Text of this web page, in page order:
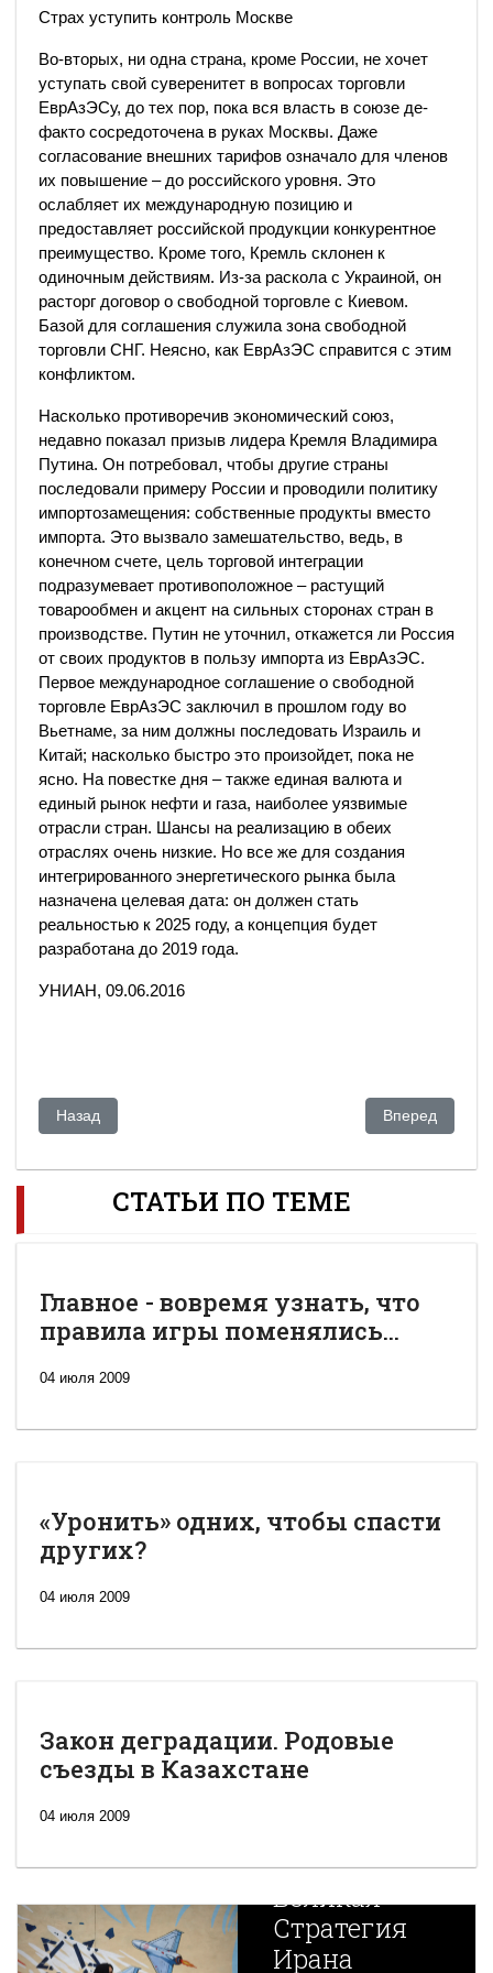
Страх уступить контроль Москве
Во-вторых, ни одна страна, кроме России, не хочет
уступать свой суверенитет в вопросах торговли
ЕврАзЭСу, до тех пор, пока вся власть в союзе де-
факто сосредоточена в руках Москвы. Даже
согласование внешних тарифов означало для членов
их повышение – до российского уровня. Это
ослабляет их международную позицию и
предоставляет российской продукции конкурентное
преимущество. Кроме того, Кремль склонен к
одиночным действиям. Из-за раскола с Украиной, он
расторг договор о свободной торговле с Киевом.
Базой для соглашения служила зона свободной
торговли СНГ. Неясно, как ЕврАзЭС справится с этим
конфликтом.
Насколько противоречив экономический союз,
недавно показал призыв лидера Кремля Владимира
Путина. Он потребовал, чтобы другие страны
последовали примеру России и проводили политику
импортозамещения: собственные продукты вместо
импорта. Это вызвало замешательство, ведь, в
конечном счете, цель торговой интеграции
подразумевает противоположное – растущий
товарообмен и акцент на сильных сторонах стран в
производстве. Путин не уточнил, откажется ли Россия
от своих продуктов в пользу импорта из ЕврАзЭС.
Первое международное соглашение о свободной
торговле ЕврАзЭС заключил в прошлом году во
Вьетнаме, за ним должны последовать Израиль и
Китай; насколько быстро это произойдет, пока не
ясно. На повестке дня – также единая валюта и
единый рынок нефти и газа, наиболее уязвимые
отрасли стран. Шансы на реализацию в обеих
отраслях очень низкие. Но все же для создания
интегрированного энергетического рынка была
назначена целевая дата: он должен стать
реальностью к 2025 году, а концепция будет
разработана до 2019 года.
УНИАН, 09.06.2016
Предыдущий: В Казахстане готовится смена власти, -
Назад Следующий:
Вперед
СТАТЬИ ПО ТЕМЕ
Главное - вовремя узнать, что
правила игры поменялись...
04 июля 2009
«Уронить» одних, чтобы спасти
других?
04 июля 2009
Закон деградации. Родовые
съезды в Казахстане
04 июля 2009
Новая
Великая
Стратегия
Ирана